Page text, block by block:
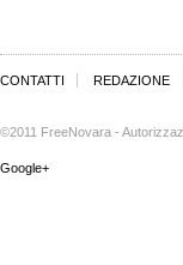
CONTATTI REDAZIONE
©2011 FreeNovara -
Google+